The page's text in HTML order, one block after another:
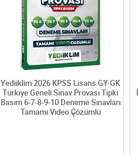
Yediiklim 2026 KPSS Lisans GY-GK
Türkiye Geneli Sınav Provası Tıpkı
Basım 6-7-8-9-10 Deneme Sınavları
Tamamı Video Çözümlü